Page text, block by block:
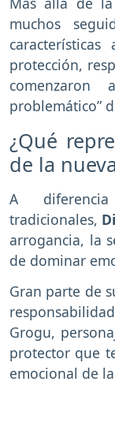
muchos
protección,
comenzaron
problemático”
¿Qué
de la
A
tradicionales,
arrogancia, la
de dominar
Gran parte de
Grogu,
protector que
emocional de